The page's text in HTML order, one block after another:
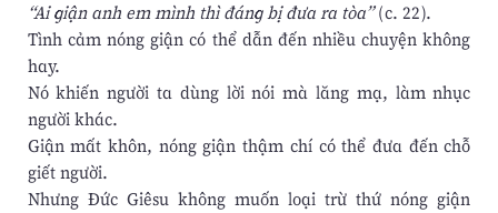
“Ai giận anh em mình thì đáng bị đưa ra tòa”(c. 22).
Tình cảm nóng giận có thể dẫn đến nhiều chuyện không
hay.
Nó khiến người ta dùng lời nói mà lăng mạ, làm nhục
người khác.
Giận mất khôn, nóng giận thậm chí có thể đưa đến chỗ
giết người.
Nhưng Đức Giêsu không muốn loại trừ thứ nóng giận